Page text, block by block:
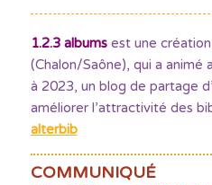
1.2.3 albumsest une
(Chalon/Saône), qui a animé
à 2023, un blog de partage
améliorer l’attractivité des
alterbib
COMMUNIQUÉ